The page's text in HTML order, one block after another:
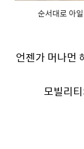
순서대로 아
언젠가 머나먼
모빌리